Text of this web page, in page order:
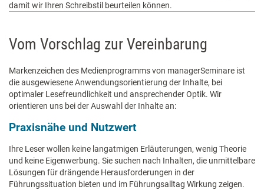
damit wir Ihren Schreibstil beurteilen können.
Vom Vorschlag zur Vereinbarung
Markenzeichen des Medienprogramms von managerSeminare ist
die ausgewiesene Anwendungsorientierung der Inhalte, bei
optimaler Lesefreundlichkeit und ansprechender Optik. Wir
orientieren uns bei der Auswahl der Inhalte an:
Praxisnähe und Nutzwert
Ihre Leser wollen keine langatmigen Erläuterungen, wenig Theorie
und keine Eigenwerbung. Sie suchen nach Inhalten, die unmittelbare
Lösungen für drängende Herausforderungen in der
Führungssituation bieten und im Führungsalltag Wirkung zeigen.